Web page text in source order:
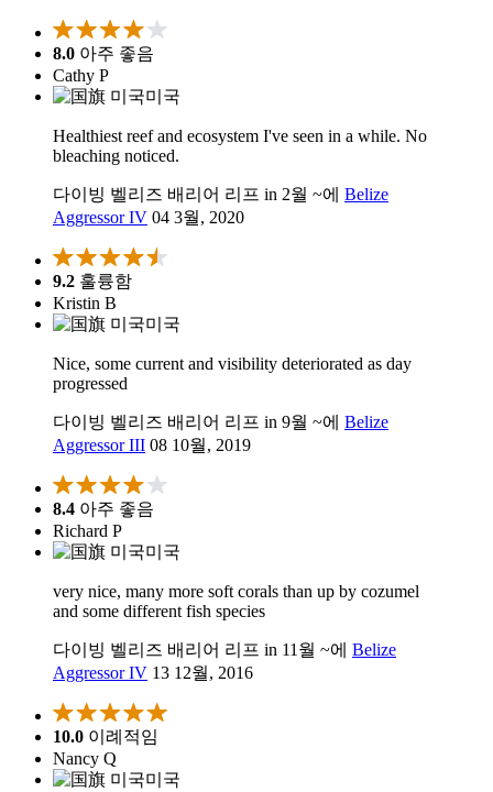
8.0 아주 좋음
Cathy P
미국
Healthiest reef and ecosystem I've seen in a while. No
bleaching noticed.
다이빙 벨리즈 배리어 리프 in 2월 ~에 Belize
Aggressor IV 04 3월, 2020
9.2 훌륭함
Kristin B
미국
Nice, some current and visibility deteriorated as day
progressed
다이빙 벨리즈 배리어 리프 in 9월 ~에 Belize
Aggressor III 08 10월, 2019
8.4 아주 좋음
Richard P
미국
very nice, many more soft corals than up by cozumel
and some different fish species
다이빙 벨리즈 배리어 리프 in 11월 ~에 Belize
Aggressor IV 13 12월, 2016
10.0 이례적임
Nancy Q
미국